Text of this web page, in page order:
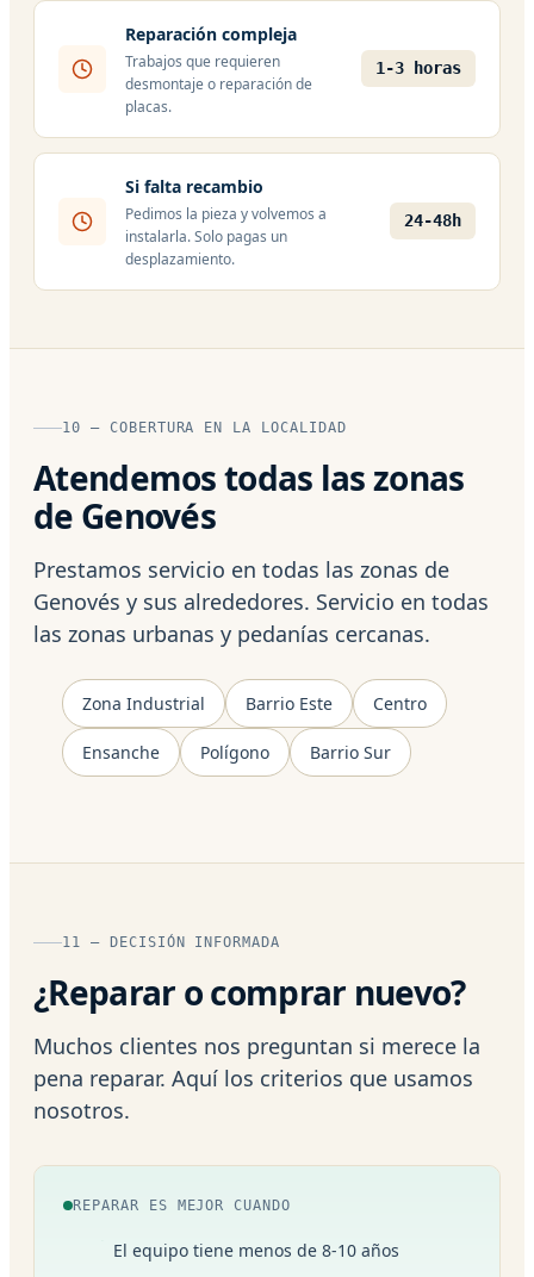
Reparación compleja
Trabajos que requieren
desmontaje o reparación de
placas.
1-3 horas
Si falta recambio
Pedimos la pieza y volvemos a
instalarla. Solo pagas un
desplazamiento.
24-48h
10 — COBERTURA EN LA LOCALIDAD
Atendemos todas las zonas
de Genovés
Prestamos servicio en todas las zonas de
Genovés y sus alrededores. Servicio en todas
las zonas urbanas y pedanías cercanas.
Zona Industrial Barrio Este Centro
Ensanche Polígono Barrio Sur
11 — DECISIÓN INFORMADA
¿Reparar o comprar nuevo?
Muchos clientes nos preguntan si merece la
pena reparar. Aquí los criterios que usamos
nosotros.
REPARAR ES MEJOR CUANDO
El equipo tiene menos de 8-10 años